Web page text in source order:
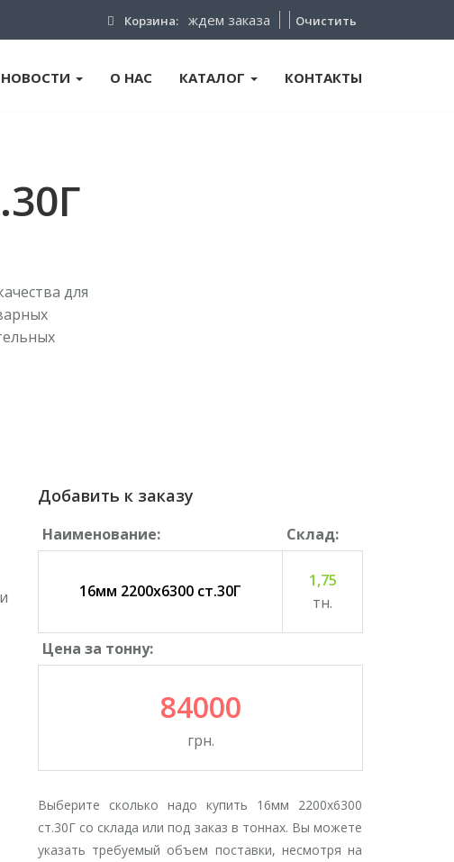
Корзина: Очистить
ждем заказа
НОВОСТИ О НАС КАТАЛОГ КОНТАКТЫ
для
Добавить к заказу
Наименование: Cклад:
16мм 2200х6300 ст.30Г
1,75
тн.
Цена за тонну:
84000
грн.
Выберите сколько надо купить 16мм 2200х6300
ст.30Г со склада или под заказ в тоннах. Вы можете
указать требуемый объем поставки, несмотря на